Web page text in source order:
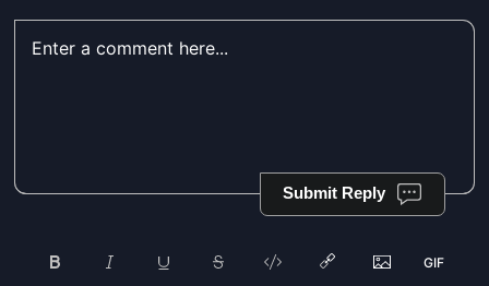
Submit Reply